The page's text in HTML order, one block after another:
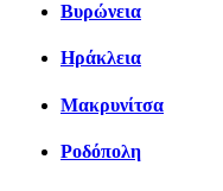
Βυρώνεια
Ηράκλεια
Μακρυνίτσα
Ροδόπολη